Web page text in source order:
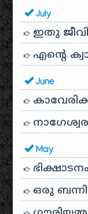
July
ഇതു
എന്റെ
June
May
ഭിക്ഷാടനം
ഒരു